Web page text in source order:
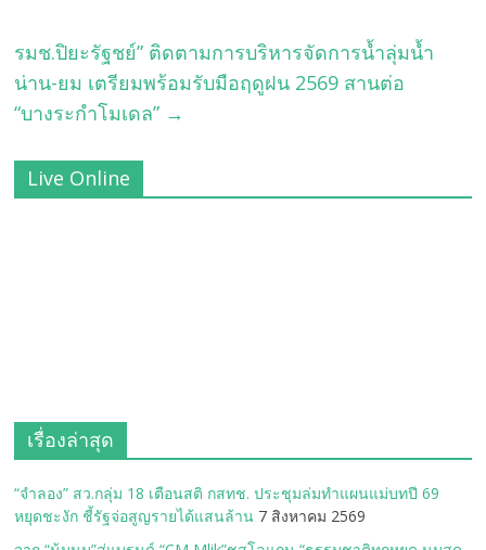
รมช.ปิยะรัฐชย์” ติดตามการบริหารจัดการน้ำลุ่มน้ำ
น่าน-ยม เตรียมพร้อมรับมือฤดูฝน 2569 สานต่อ
“บางระกำโมเดล” →
Live Online
เรื่องล่าสุด
“จำลอง” สว.กลุ่ม 18 เตือนสติ กสทช. ประชุมล่มทำแผนแม่บทปี 69
หยุดชะงัก ชี้รัฐจ่อสูญรายได้แสนล้าน 7 สิงหาคม 2569